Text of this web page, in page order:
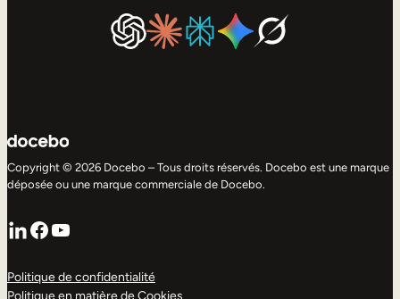
Copyright © 2026 Docebo – Tous droits réservés. Docebo est une marque
déposée ou une marque commerciale de Docebo.
LinkedIn
Facebook
YouTube
Politique de confidentialité